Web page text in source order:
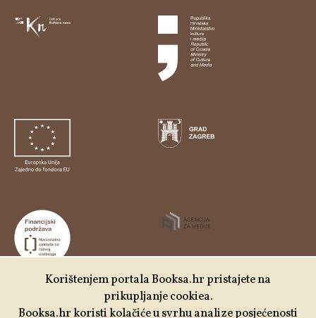
Udruga Kulturtreger je korisnik institucionalne podrške
Korištenjem portala Booksa.hr pristajete na
prikupljanje cookiea.
Booksa.hr koristi kolačiće u svrhu analize posjećenosti